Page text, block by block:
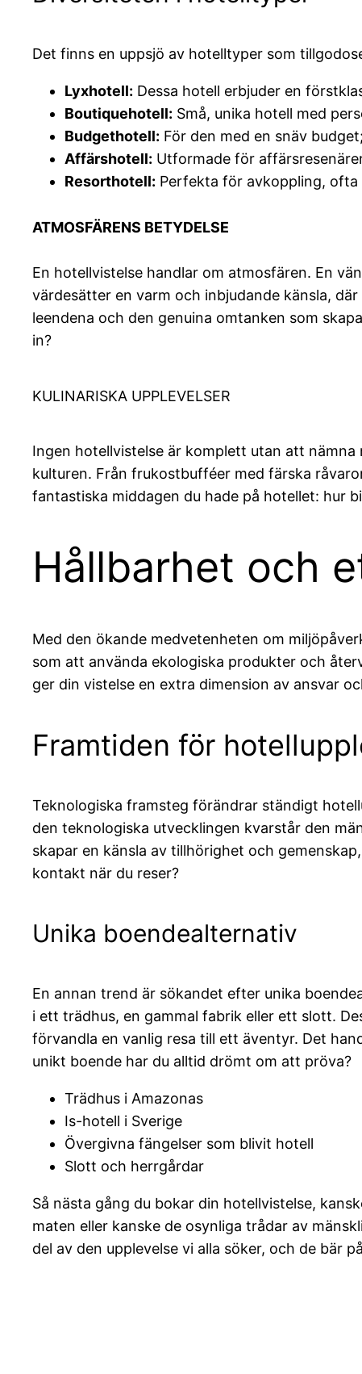
Det finns en uppsjö av hotelltyper som
Lyxhotell: Dessa hotell erbjuder en
Boutiquehotell: Små, unika hotell med
Budgethotell: För den med en snäv
Affärshotell: Utformade för
Resorthotell: Perfekta för avkoppling, ofta
ATMOSFÄRENS BETYDELSE
En hotellvistelse handlar om atmosfären. En
värdesätter en varm och inbjudande känsla,
leendena och den genuina omtanken som
in?
KULINARISKA UPPLEVELSER
Ingen hotellvistelse är komplett utan att
kulturen. Från frukostbufféer med färska
fantastiska middagen du hade på hotellet: hur
Hållbarhet och
Med den ökande medvetenheten om
som att använda ekologiska produkter och
ger din vistelse en extra dimension av ansvar
Framtiden för
Teknologiska framsteg förändrar ständigt
den teknologiska utvecklingen kvarstår den
skapar en känsla av tillhörighet och
kontakt när du reser?
Unika boendealternativ
En annan trend är sökandet efter unika
i ett trädhus, en gammal fabrik eller ett slott.
förvandla en vanlig resa till ett äventyr. Det
unikt boende har du alltid drömt om att pröva?
Trädhus i Amazonas
Is-hotell i Sverige
Övergivna fängelser som blivit hotell
Slott och herrgårdar
Så nästa gång du bokar din hotellvistelse,
maten eller kanske de osynliga trådar av
del av den upplevelse vi alla söker, och de bär